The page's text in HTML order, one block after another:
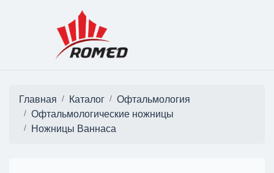
Главная Каталог
Офтальмология
Офтальмологические ножницы
Ножницы Ваннаса